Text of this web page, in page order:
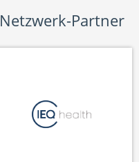
Netzwerk-Partner